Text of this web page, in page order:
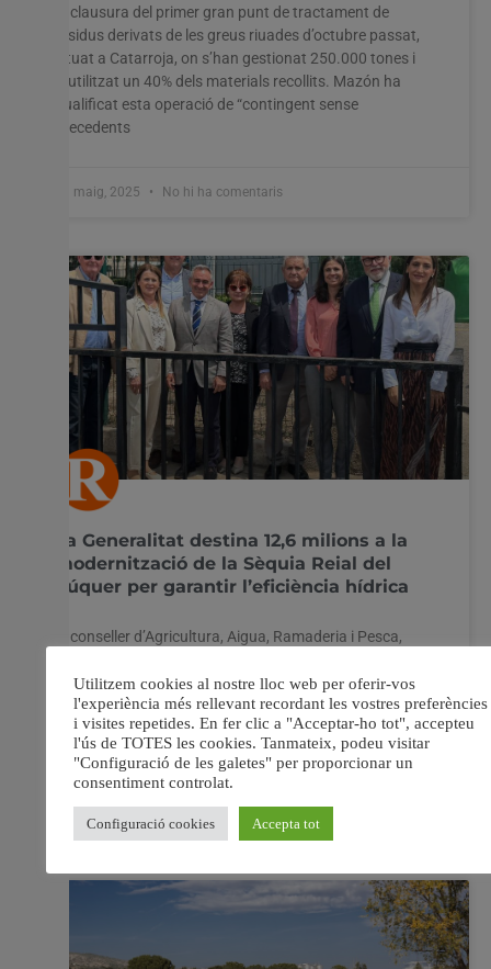
la clausura del primer gran punt de tractament de
residus derivats de les greus riuades d’octubre passat,
situat a Catarroja, on s’han gestionat 250.000 tones i
reutilitzat un 40% dels materials recollits. Mazón ha
qualificat esta operació de “contingent sense
precedents
13 maig, 2025 No hi ha comentaris
La Generalitat destina 12,6 milions a la
modernització de la Sèquia Reial del
Xúquer per garantir l’eficiència hídrica
El conseller d’Agricultura, Aigua, Ramaderia i Pesca,
Consell amb la modernització del regadiu com a mesura
clau per garantir l’estalvi i l’ús eficient de l’aigua. Durant
l’acte simbòlic de la Suelta de les Aigües de la Sèquia
Reial del Xúquer, celebrat a Antella,
13 maig, 2025 No hi ha comentaris
Utilitzem cookies al nostre lloc web per oferir-vos
l'experiència més rellevant recordant les vostres preferències
i visites repetides. En fer clic a "Acceptar-ho tot", accepteu
l'ús de TOTES les cookies. Tanmateix, podeu visitar
"Configuració de les galetes" per proporcionar un
consentiment controlat.